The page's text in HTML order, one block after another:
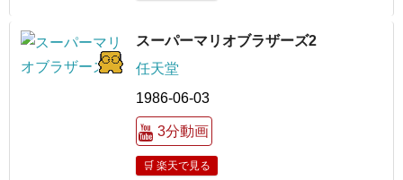
スーパーマリオブラザーズ2
任天堂
1986-06-03
3分動画
🛒 楽天で見る